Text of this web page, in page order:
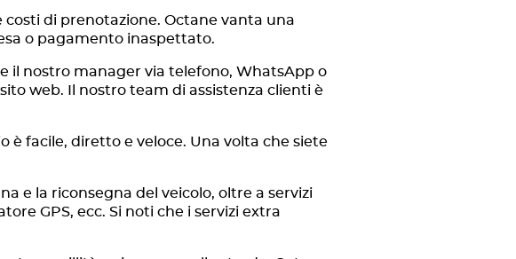
di prenotazione. Octane vanta una
o pagamento inaspettato.
il nostro manager via telefono, WhatsApp o
web. Il nostro team di assistenza clienti è
è facile, diretto e veloce. Una volta che siete
e la riconsegna del veicolo, oltre a servizi
GPS, ecc. Si noti che i servizi extra